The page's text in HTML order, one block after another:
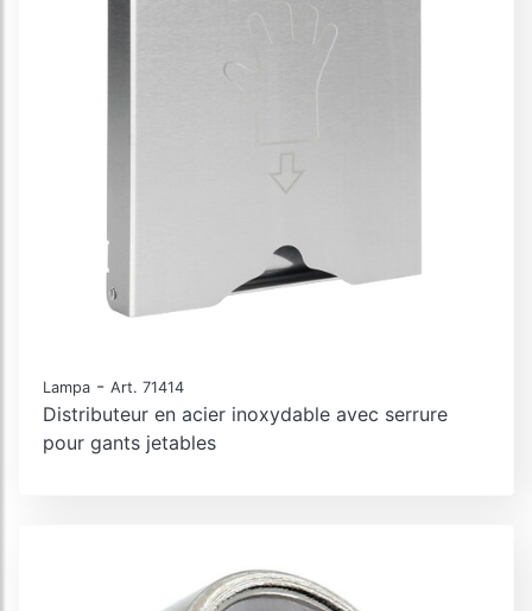
Lampa - Art. 71414
Distributeur en acier inoxydable avec serrure
pour gants jetables